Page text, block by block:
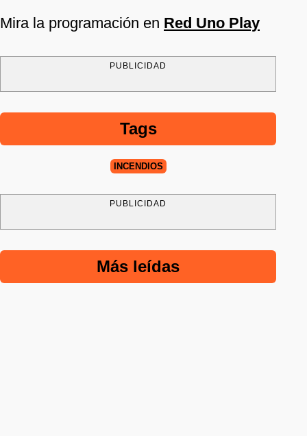
Mira la programación en Red Uno Play
PUBLICIDAD
Tags
INCENDIOS
PUBLICIDAD
Más leídas